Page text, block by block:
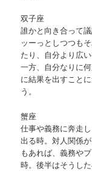
双子座
誰かと向き合って
ッーっとしつつも
たり、自分より広
一方、自分なりに
に結果を出すこと
う。
蟹座
仕事や義務に奔走
出る時。対人関係
もあれば、義務や
時。後半はそうし